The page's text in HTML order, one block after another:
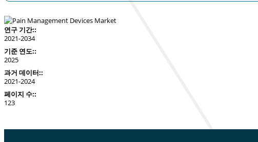
연구 기간::
2021-2034
기준 연도::
2025
과거 데이터::
2021-2024
페이지 수::
123